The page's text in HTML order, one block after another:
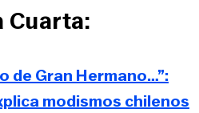
Cuarta:
de Gran Hermano…”:
modismos chilenos